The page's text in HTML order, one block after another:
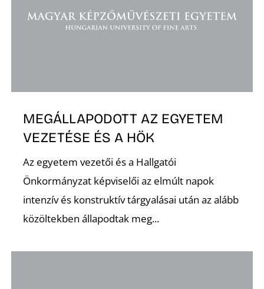
MEGÁLLAPODOTT AZ EGYETEM
VEZETÉSE ÉS A HÖK
Az egyetem vezetői és a Hallgatói
Önkormányzat képviselői az elmúlt napok
intenzív és konstruktív tárgyalásai után az alább
közöltekben állapodtak meg...